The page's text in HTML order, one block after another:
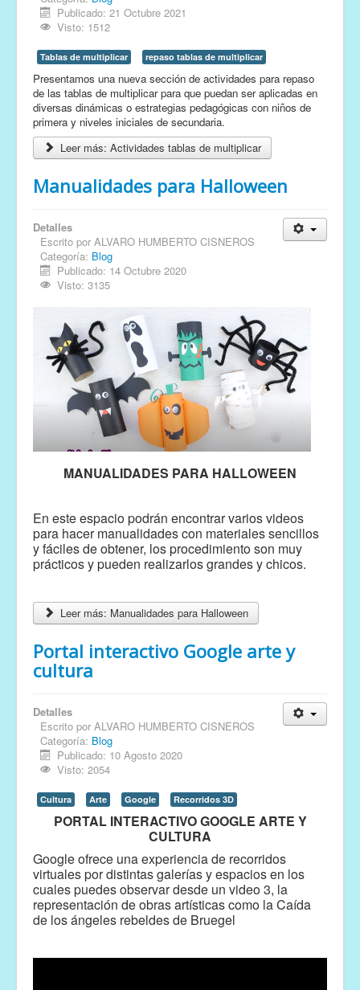
Publicado: 21 Octubre 2021
Visto: 1512
Tablas de multiplicar repaso tablas de multiplicar
Presentamos una nueva sección de actividades para repaso
de las tablas de multiplicar para que puedan ser aplicadas en
diversas dinámicas o estrategias pedagógicas con niños de
primera y niveles iniciales de secundaria.
Leer más: Actividades tablas de multiplicar
Manualidades para Halloween
Detalles
Escrito por ALVARO HUMBERTO CISNEROS
Categoría: Blog
Publicado: 14 Octubre 2020
Visto: 3135
MANUALIDADES PARA HALLOWEEN
En este espacio podrán encontrar varios videos
para hacer manualidades con materiales sencillos
y fáciles de obtener, los procedimiento son muy
prácticos y pueden realizarlos grandes y chicos.
Leer más: Manualidades para Halloween
Portal interactivo Google arte y
cultura
Detalles
Escrito por ALVARO HUMBERTO CISNEROS
Categoría: Blog
Publicado: 10 Agosto 2020
Visto: 2054
Cultura Arte Google Recorridos 3D
PORTAL INTERACTIVO GOOGLE ARTE Y
CULTURA
Google ofrece una experiencia de recorridos
virtuales por distintas galerías y espacios en los
cuales puedes observar desde un video 3, la
representación de obras artísticas como laCaída
de los ángeles rebeldes de Bruegel